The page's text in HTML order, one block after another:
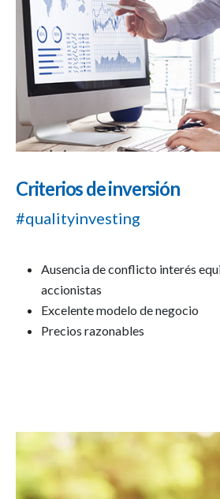
Criterios de inversión
#qualityinvesting
Ausencia de conflicto interés
accionistas
Excelente modelo de negocio
Precios razonables